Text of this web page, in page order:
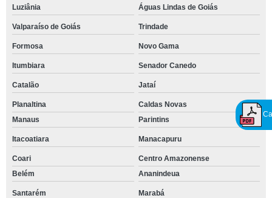
Luziânia Águas Lindas de Goiás
Valparaíso de Goiás Trindade
Formosa Novo Gama
Itumbiara Senador Canedo
Catalão Jataí
Planaltina
Caldas Novas
Manaus
Parintins
Itacoatiara Manacapuru
Coari
Centro Amazonense
Belém
Ananindeua
Santarém Marabá